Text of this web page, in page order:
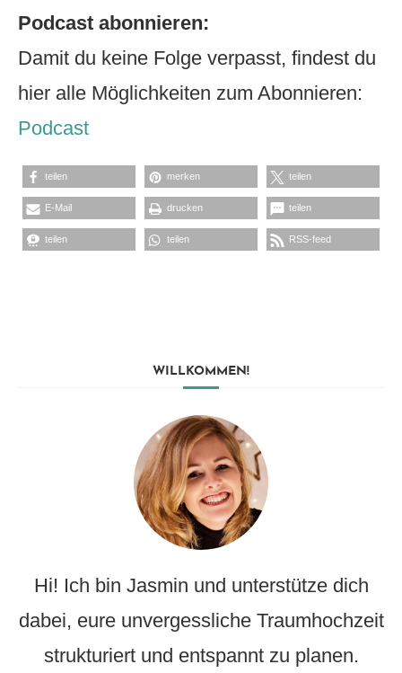
Podcast abonnieren:
Damit du keine Folge verpasst, findest du
hier alle Möglichkeiten zum Abonnieren:
Podcast
teilen merken teilen
E-Mail drucken teilen
teilen teilen RSS-feed
WILLKOMMEN!
Hi! Ich bin Jasmin und unterstütze dich
dabei, eure unvergessliche Traumhochzeit
strukturiert und entspannt zu planen.